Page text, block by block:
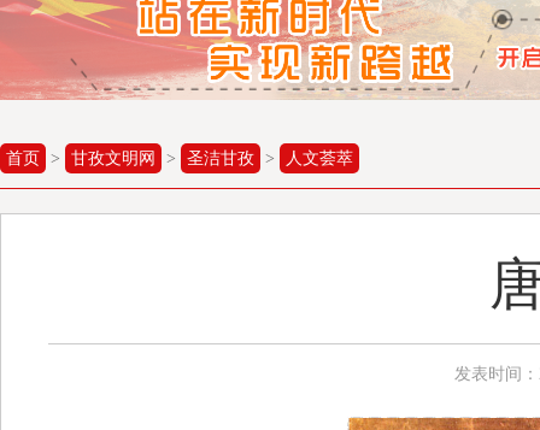
首页 > 甘孜文明网 > 圣洁甘孜 > 人文荟萃
发表时间